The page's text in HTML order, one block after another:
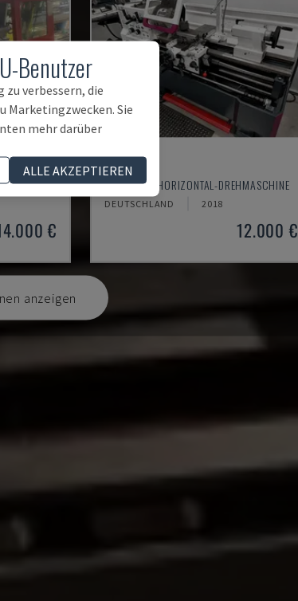
€
TH 4610
OPTIMUM - HORIZONTAL-DREHMASCHINE
DEUTSCHLAND 2018
12.000 €
anzeigen
Benutzer
zu verbessern, die
Marketingzwecken. Sie
mehr darüber
ALLE AKZEPTIEREN